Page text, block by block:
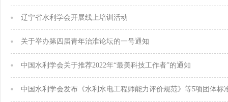
辽宁省水利学会开展线上培训活动
关于举办第四届青年治淮论坛的一号通知
中国水利学会关于推荐2022年“最美科技工作者”的通知
中国水利学会发布《水利水电工程师能力评价规范》等5项团体标